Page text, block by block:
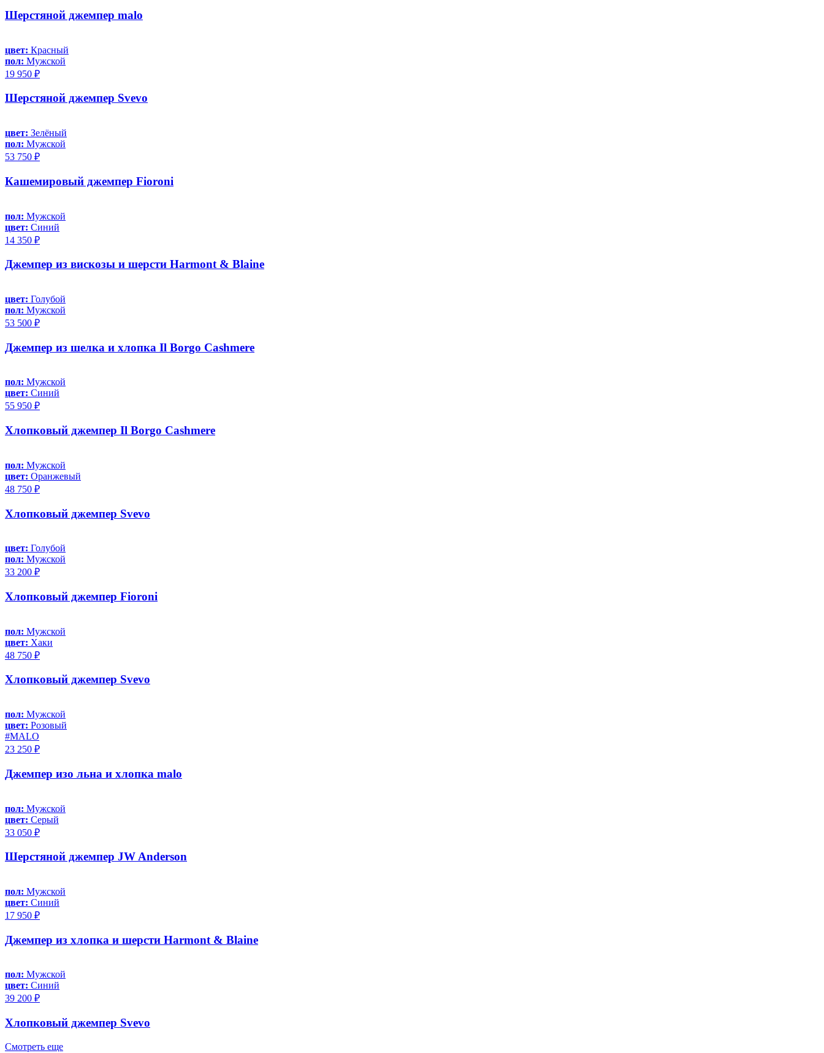
Шерстяной джемпер malo
цвет: Красный
пол: Мужской
19 950 ₽
Шерстяной джемпер Svevo
цвет: Зелёный
пол: Мужской
53 750 ₽
Кашемировый джемпер Fioroni
пол: Мужской
цвет: Синий
14 350 ₽
Джемпер из вискозы и шерсти Harmont & Blaine
цвет: Голубой
пол: Мужской
53 500 ₽
Джемпер из шелка и хлопка Il Borgo Cashmere
пол: Мужской
цвет: Синий
55 950 ₽
Хлопковый джемпер Il Borgo Cashmere
пол: Мужской
цвет: Оранжевый
48 750 ₽
Хлопковый джемпер Svevo
цвет: Голубой
пол: Мужской
33 200 ₽
Хлопковый джемпер Fioroni
пол: Мужской
цвет: Хаки
48 750 ₽
Хлопковый джемпер Svevo
пол: Мужской
цвет: Розовый
#MALO
23 250 ₽
Джемпер изо льна и хлопка malo
пол: Мужской
цвет: Серый
33 050 ₽
Шерстяной джемпер JW Anderson
пол: Мужской
цвет: Синий
17 950 ₽
Джемпер из хлопка и шерсти Harmont & Blaine
пол: Мужской
цвет: Синий
39 200 ₽
Хлопковый джемпер Svevo
Смотреть еще